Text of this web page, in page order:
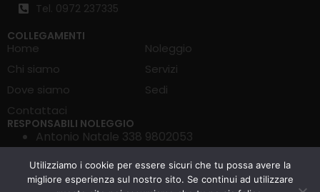
Tel. 0972 237335
COLLEGAMENTI
Home
Chi siamo
Dove siamo
Contattaci
Noleggio
Servizi
Sedi
RESPONSABILI NOLEGGIO
Antonio Natale 338 9802053
Francesco Quaranta 351 4290424
Utilizziamo i cookie per essere sicuri che tu possa avere la
migliore esperienza sul nostro sito. Se continui ad utilizzare